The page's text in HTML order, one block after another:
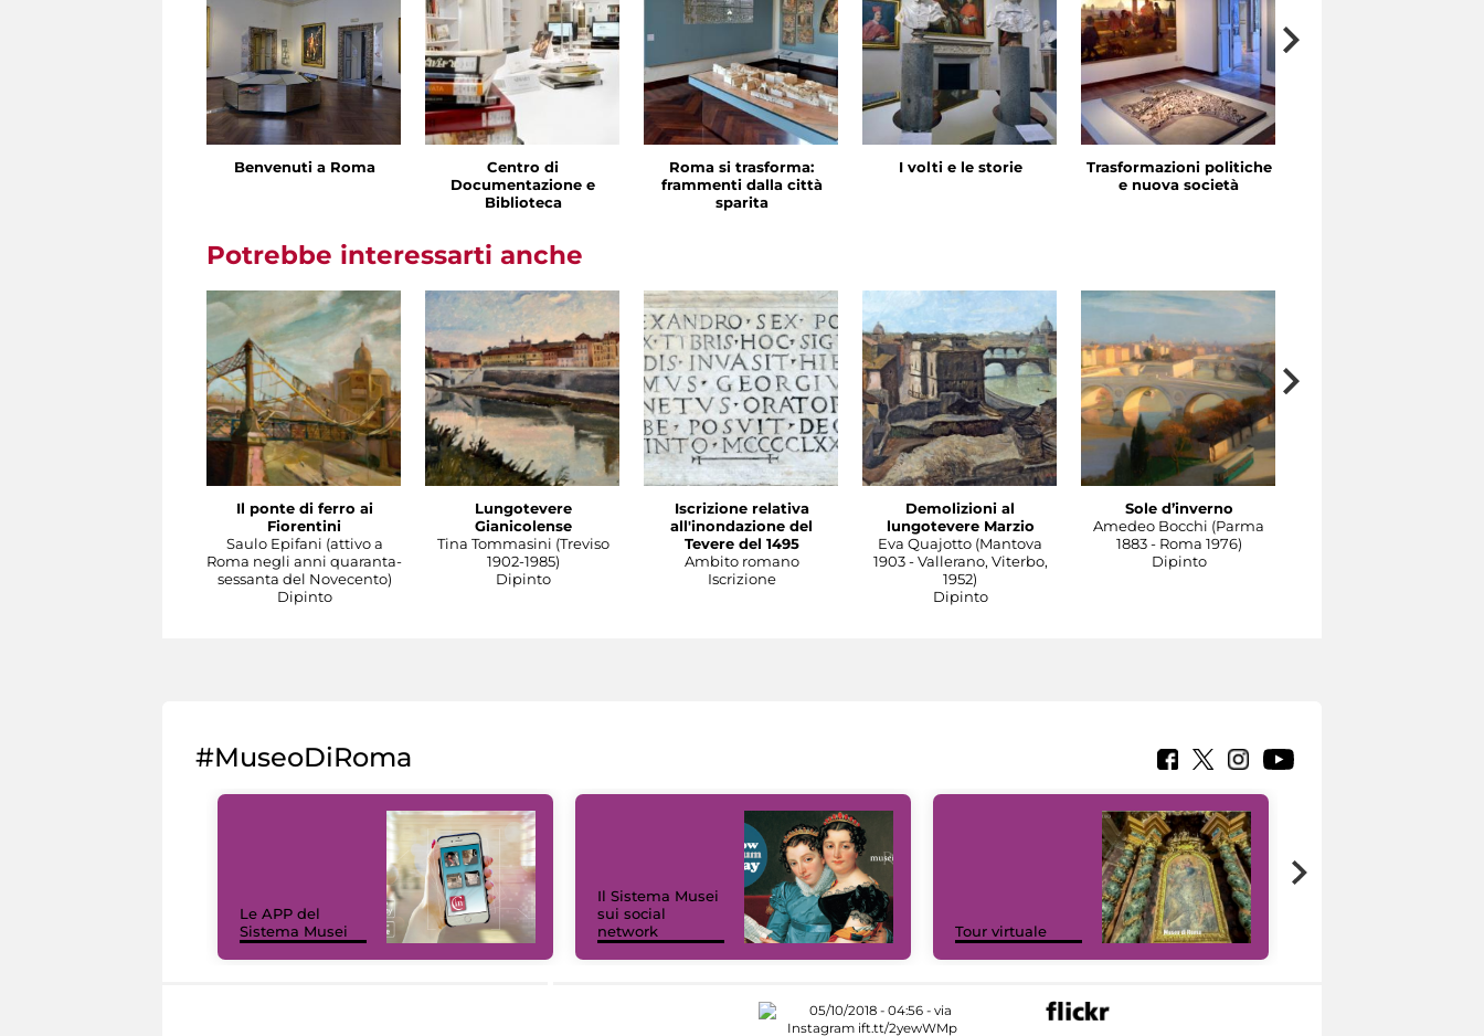
Benvenuti a Roma
Centro di
Documentazione e
Biblioteca
Roma si trasforma:
frammenti dalla città
sparita
I volti e le storie
Trasformazioni politiche
e nuova società
Potrebbe interessarti anche
Il ponte di ferro ai
Fiorentini
Saulo Epifani (attivo a
Roma negli anni quaranta-
sessanta del Novecento)
Dipinto
Lungotevere
Gianicolense
Tina Tommasini (Treviso
1902-1985)
Dipinto
Iscrizione relativa
all'inondazione del
Tevere del 1495
Ambito romano
Iscrizione
Demolizioni al
lungotevere Marzio
Eva Quajotto (Mantova
1903 - Vallerano, Viterbo,
1952)
Dipinto
Sole d’inverno
Amedeo Bocchi (Parma
1883 - Roma 1976)
Dipinto
#MuseoDiRoma
Le APP del
Sistema Musei
Il Sistema Musei
sui social
network
Tour virtuale